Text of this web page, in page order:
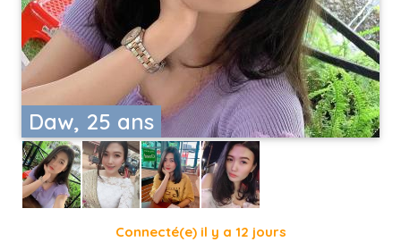
Daw, 25 ans
Connecté(e) il y a 12 jours